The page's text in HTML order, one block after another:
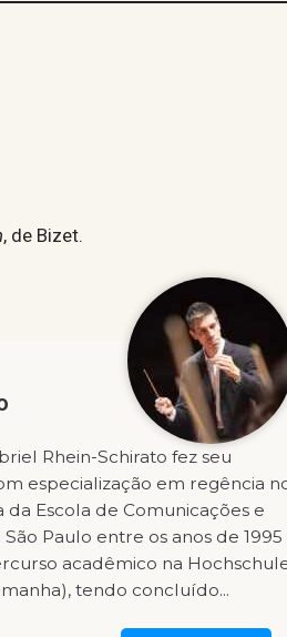
, de Bizet.
Rhein-Schirato fez seu
especialização em regência
Escola de Comunicações e
Paulo entre os anos de 1995
acadêmico na
tendo concluído...